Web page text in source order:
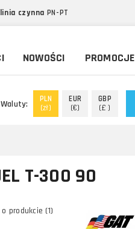
czynna PN-PT
NOWOŚCI PROMOCJE
Waluty:
PLN
(zł)
EUR
(€)
GBP
(£ )
T-300 90
produkcie (1)